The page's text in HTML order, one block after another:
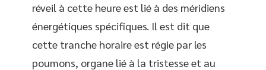
réveil à cette heure est lié à des méridiens
énergétiques spécifiques. Il est dit que
cette tranche horaire est régie par les
poumons, organe lié à la tristesse et au